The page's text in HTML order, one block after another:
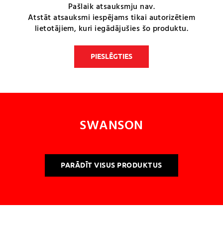
Pašlaik atsauksmju nav.
Atstāt atsauksmi iespējams tikai autorizētiem
lietotājiem, kuri iegādājušies šo produktu.
PIESLĒGTIES
SWANSON
PARĀDĪT VISUS PRODUKTUS